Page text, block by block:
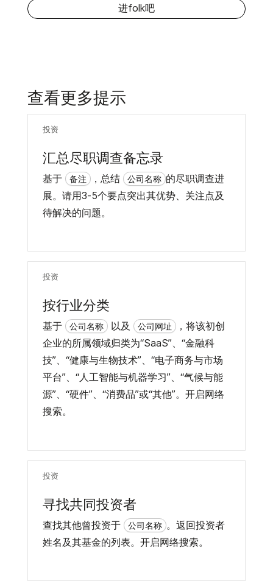
进folk吧
查看更多提示
投资
汇总尽职调查备忘录
基于 备注 ，总结 公司名称 的尽职调查进
展。请用3-5个要点突出其优势、关注点及
待解决的问题。
投资
按行业分类
基于 公司名称 以及 公司网址 ，将该初创
企业的所属领域归类为“SaaS”、“金融科
技”、“健康与生物技术”、“电子商务与市场
平台”、“人工智能与机器学习”、“气候与能
源”、“硬件”、“消费品”或“其他”。开启网络
搜索。
投资
寻找共同投资者
查找其他曾投资于 公司名称 。返回投资者
姓名及其基金的列表。开启网络搜索。